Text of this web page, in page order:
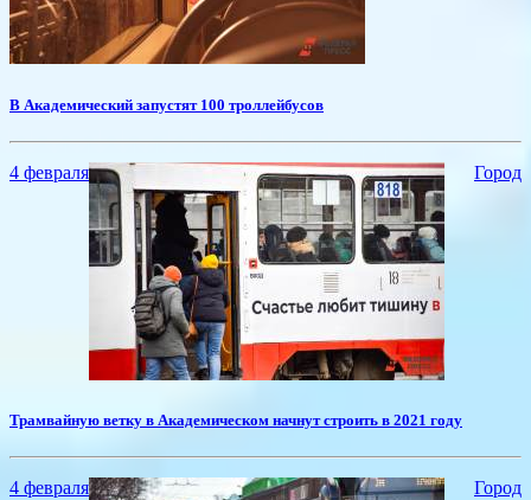
В Академический запустят 100 троллейбусов
4 февраля Город
​Трамвайную ветку в Академическом начнут строить в 2021 году
4 февраля Город